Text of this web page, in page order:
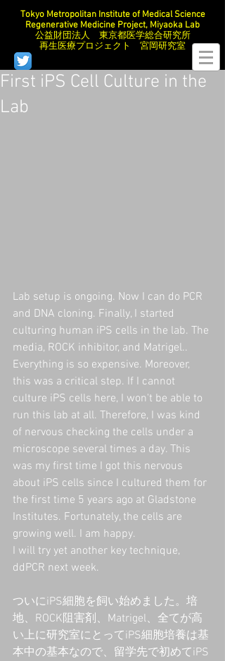
Tokyo Metropolitan Institute of Medical Science
Regenerative Medicine Project, Miyaoka Lab
公益財団法人 東京都医学総合研究所
再生医療プロジェクト 宮岡研究室
First iPS Cell Culture in the
Lab
Lab setup is ongoing. Now I can do PCR
and DNA cloning. Finally, I started
culturing human iPS cells in the lab. The
media, ROCK inhibitor, and Matrigel..
Everything is so expensive. Moreover,
this was a critical step. If I cannot
culture iPS cells here, I won't be able to
run this lab at all. Therefore, I was kind
of nervous checking the cells under a
microscope several times a day. This
was my first time I got this nervous
about iPS cells since I cultured them for
the first time 5 years ago at Gladstone
Institutes. Fortunately, the cells are
growing well. I am happy.
I will try yet another key technique,
ddPCR next week.
ついにiPS細胞を飼い始めました。培
地、ROCK阻害剤、Matrigel、全てが高
い上に研究室にとってiPS細胞培養は基
本中の基本なので、留学先で初めてiPS